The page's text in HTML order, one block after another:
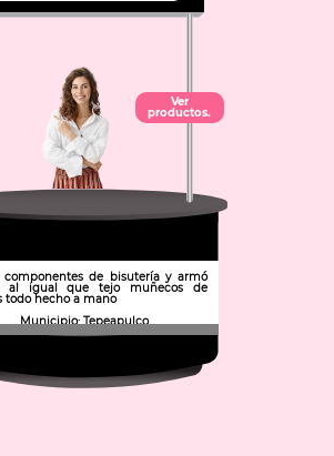
Ver
productos.
componentes de bisutería y armó
al igual que tejo muñecos de
todo hecho a mano
Municipio: Tepeapulco